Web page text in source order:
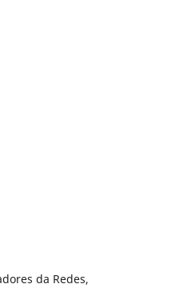
da Redes,